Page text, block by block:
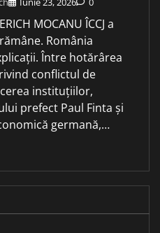
MOCANU ÎCCJ a
România
Între hotărârea
conflictul de
instituțiilor,
prefect Paul Finta și
germană,…